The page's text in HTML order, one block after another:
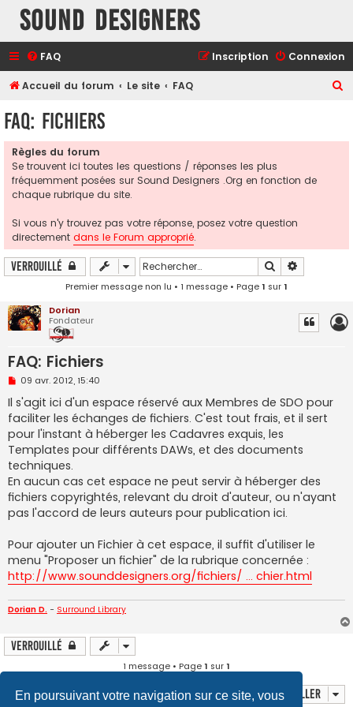
En poursuivant votre navigation sur ce site, vous
Sound Designers
FAQ Connexion
Inscription
Accueil du forum Le site FAQ
e
FAQ: Fichiers
Règles du forum
Se trouvent ici toutes les questions / réponses les plus
fréquemment posées sur Sound Designers .Org en fonction de
chaque rubrique du site.
Si vous n'y trouvez pas votre réponse, posez votre question
directement dans le Forum approprié.
Verrouillé Rechercher
Premier message non lu • 1 message • Page1 sur1
Dorian
Fondateur
FAQ: Fichiers
M
s
s
a
g
e
n
o
n
l
u
09 avr. 2012, 15:40
Il s'agit ici d'un espace réservé aux Membres de SDO pour
faciliter les échanges de fichiers. C'est tout frais, et il sert
pour l'instant à héberger les Cadavres exquis, les
Templates pour différents DAWs, et des documents
techniques.
En aucun cas cet espace ne peut servir à héberger des
fichiers copyrightés, relevant du droit d'auteur, ou n'ayant
pas l'accord de leurs auteurs pour publication ici.
Pour ajouter un Fichier à cet espace, il suffit d'utiliser le
menu "Proposer un fichier" de la rubrique concernée :
http://www.sounddesigners.org/fichiers/ ... chier.html
Dorian D. - Surround Library
Verrouillé
1 message • Page1 sur1
Aller